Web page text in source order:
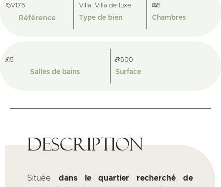
V176
Référence
Villa, Villa de luxe
Type de bien
5
Chambres
5
Salles de bains
500
Surface
Description
Située dans le quartier recherché de